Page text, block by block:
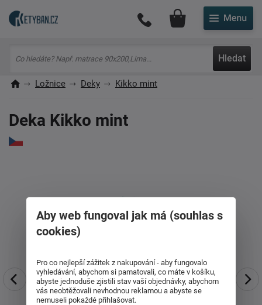
Hledat
Můj účet
Ložnice Deky Kikko mint
Deka Kikko mint
Aby web fungoval jak má (souhlas s
cookies)
Pro co nejlepší zážitek z nakupování - aby fungovalo
vyhledávání, abychom si pamatovali, co máte v košíku,
abyste jednoduše zjistili stav vaší objednávky, abychom
vás neobtěžovali nevhodnou reklamou a abyste se
nemuseli pokaždé přihlašovat.